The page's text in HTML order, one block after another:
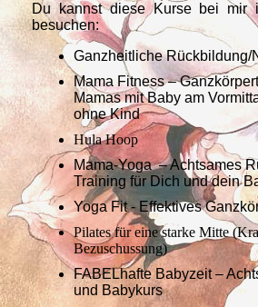
Du kannst diese Kurse bei mir
besuchen:
Ganzheitliche Rückbildung/
Mama Fitness –
Mamas mit Baby am
ohne Kind
Hula Hoop
Mama-Yoga – Achtsames
Training für Dich und dein
Yoga Fit - Effektives
Pilates für eine starke Mitte
Bezuschussung)
FABELhafte Babyzeit –
und Babykurs